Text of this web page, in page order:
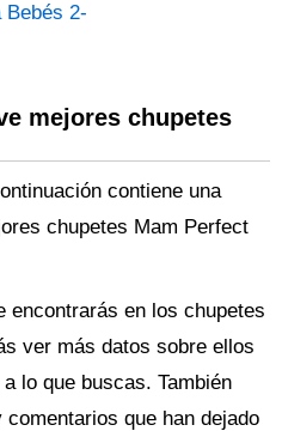
Bebés 2-
mejores chupetes
contiene una
chupetes Mam Perfect
encontrarás en los chupetes
ver más datos sobre ellos
lo que buscas. También
que han dejado